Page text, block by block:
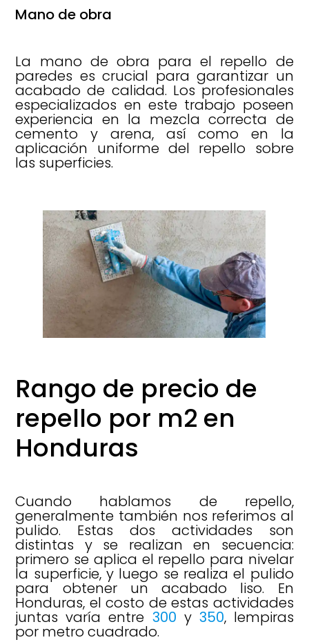
Mano de obra
La mano de obra para el repello de
paredes es crucial para garantizar un
acabado de calidad. Los profesionales
especializados en este trabajo poseen
experiencia en la mezcla correcta de
cemento y arena, así como en la
aplicación uniforme del repello sobre
las superficies.
Rango de precio de
repello por m2 en
Honduras
Cuando hablamos de repello,
generalmente también nos referimos al
pulido. Estas dos actividades son
distintas y se realizan en secuencia:
primero se aplica el repello para nivelar
la superficie, y luego se realiza el pulido
para obtener un acabado liso. En
Honduras, el costo de estas actividades
juntas varía entre 300 y 350, lempiras
por metro cuadrado.